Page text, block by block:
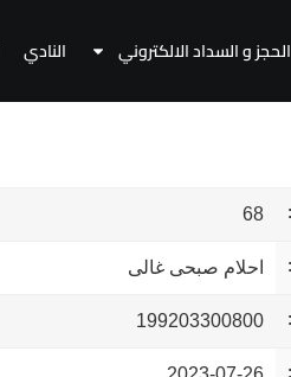
الحجز و السداد الالكتروني النادي
68
احلام صبحى غالى
199203300800